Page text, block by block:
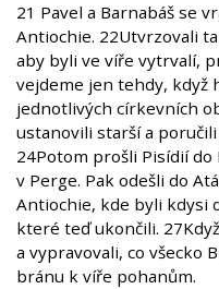
21 Pavel a Barnabáš se
Antiochie. 22Utvrzovali
aby byli ve víře vytrvalí,
vejdeme jen tehdy, když
jednotlivých církevních
ustanovili starší a
24Potom prošli Pisídií do
v Perge. Pak odešli do
Antiochie, kde byli kdysi
které teď ukončili.
a vypravovali, co všecko
bránu k víře pohanům.